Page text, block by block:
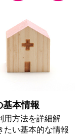
基本情報
用方法を詳細解
たい基本的な情報